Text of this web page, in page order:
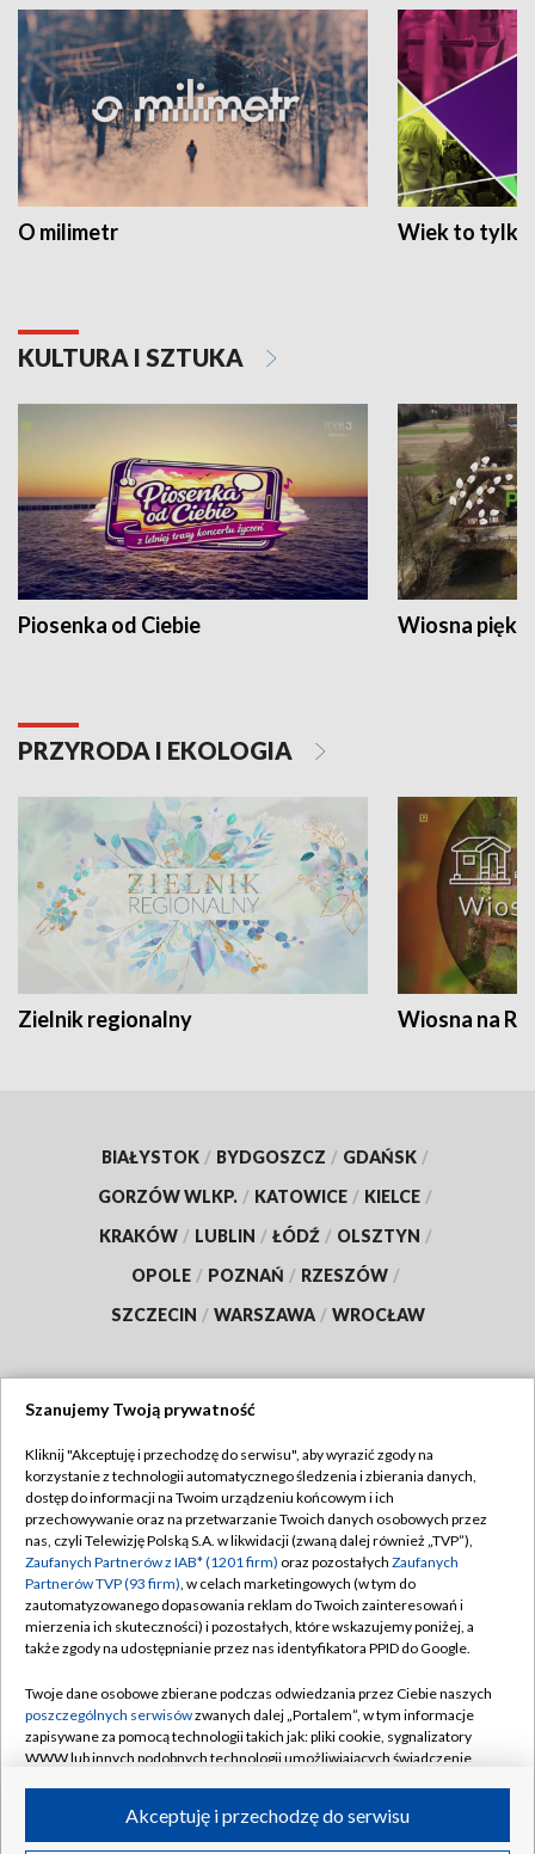
O milimetr Wiek to tylko
KULTURA I SZTUKA
Piosenka od Ciebie Wiosna
PRZYRODA I EKOLOGIA
Zielnik regionalny Wiosna na
BIAŁYSTOK / BYDGOSZCZ / GDAŃSK /
GORZÓW WLKP. / KATOWICE / KIELCE /
KRAKÓW / LUBLIN / ŁÓDŹ / OLSZTYN /
OPOLE / POZNAŃ / RZESZÓW /
SZCZECIN / WARSZAWA / WROCŁAW
TVP
Abonament TVP
Emisja w TVP
Centrum informacji TVP
Naziemna Telewizja Cyfrowa
Rada Programowa
System NOS
Informacje o nadawcy
Program dla prasy
Regulamin TVP
Polityka prywatności
Moje zgody
Pomoc
Kontakt
Kanały
Szanujemy Twoją prywatność
Kliknij "Akceptuję i przechodzę do serwisu", aby wyrazić zgody na
korzystanie z technologii automatycznego śledzenia i zbierania danych,
dostęp do informacji na Twoim urządzeniu końcowym i ich
przechowywanie oraz na przetwarzanie Twoich danych osobowych przez
nas, czyli Telewizję Polską S.A. w likwidacji (zwaną dalej również „TVP”),
Zaufanych Partnerów z IAB* (1201 firm) oraz pozostałych Zaufanych
Partnerów TVP (93 firm), w celach marketingowych (w tym do
zautomatyzowanego dopasowania reklam do Twoich zainteresowań i
mierzenia ich skuteczności) i pozostałych, które wskazujemy poniżej, a
także zgody na udostępnianie przez nas identyfikatora PPID do Google.
Twoje dane osobowe zbierane podczas odwiedzania przez Ciebie naszych
poszczególnych serwisówzwanych dalej „Portalem”, w tym informacje
zapisywane za pomocą technologii takich jak: pliki cookie, sygnalizatory
WWW lub innych podobnych technologii umożliwiających świadczenie
ruchu w Internecie.Akceptuję i przechodzę do serwisu